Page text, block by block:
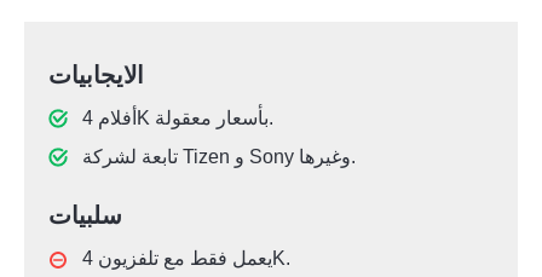
الايجابيات
أفلام 4K بأسعار معقولة.
تابعة لشركة Tizen و Sony وغيرها.
سلبيات
يعمل فقط مع تلفزيون 4K.